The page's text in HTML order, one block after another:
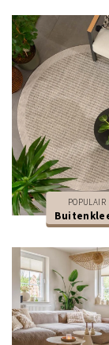
POPULAIR